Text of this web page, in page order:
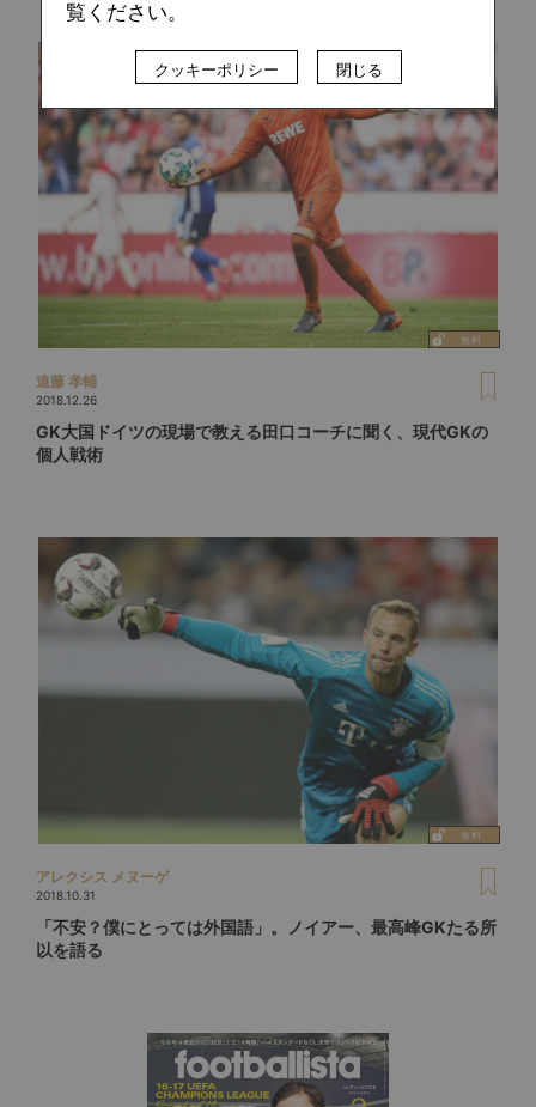
遠藤 孝輔
2018.12.26
GK大国ドイツの現場で教える田口コーチに聞く、現代GKの
個人戦術
アレクシス メヌーゲ
2018.10.31
「不安？僕にとっては外国語」。ノイアー、最高峰GKたる所
以を語る
覧ください。
クッキーポリシー 閉じる